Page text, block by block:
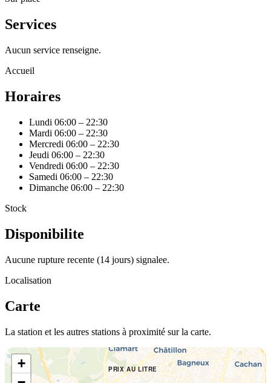
Services
Aucun service renseigne.
Accueil
Horaires
Lundi 06:00 – 22:30
Mardi 06:00 – 22:30
Mercredi 06:00 – 22:30
Jeudi 06:00 – 22:30
Vendredi 06:00 – 22:30
Samedi 06:00 – 22:30
Dimanche 06:00 – 22:30
Stock
Disponibilite
Aucune rupture recente (14 jours) signalee.
Localisation
Carte
La station et les autres stations à proximité sur la carte.
PRIX AU LITRE
+